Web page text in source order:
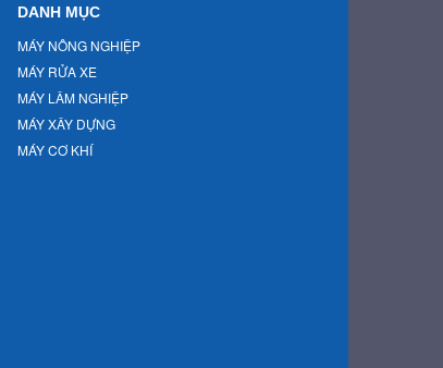
DANH MỤC
MÁY NÔNG NGHIỆP
MÁY RỬA XE
MÁY LÂM NGHIỆP
MÁY XÂY DỰNG
MÁY CƠ KHÍ